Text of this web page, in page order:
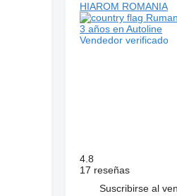
HIAROM ROMANIA
3 años en Autoline
Vendedor verificado
4.8
17 reseñas
Suscribirse al